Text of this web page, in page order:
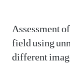
Assessment
field using
different